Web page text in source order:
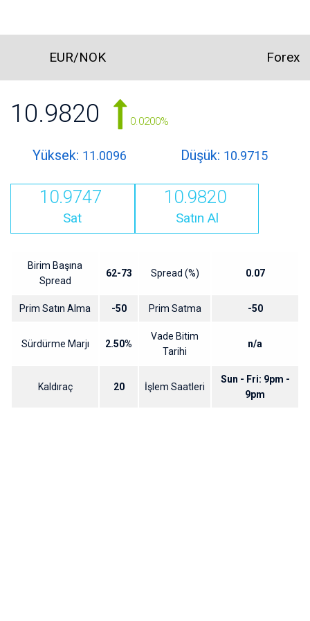
EUR/NOK Forex
10.9820 0.0200%
Yüksek: 11.0096 Düşük: 10.9715
10.9747
Sat
10.9820
Satın Al
Birim Başına
Spread
62-73 Spread (%) 0.07
Prim Satın Alma -50 Prim Satma -50
Sürdürme Marjı 2.50%
Vade Bitim
Tarihi
n/a
Kaldıraç 20 İşlem Saatleri
Sun - Fri: 9pm -
9pm